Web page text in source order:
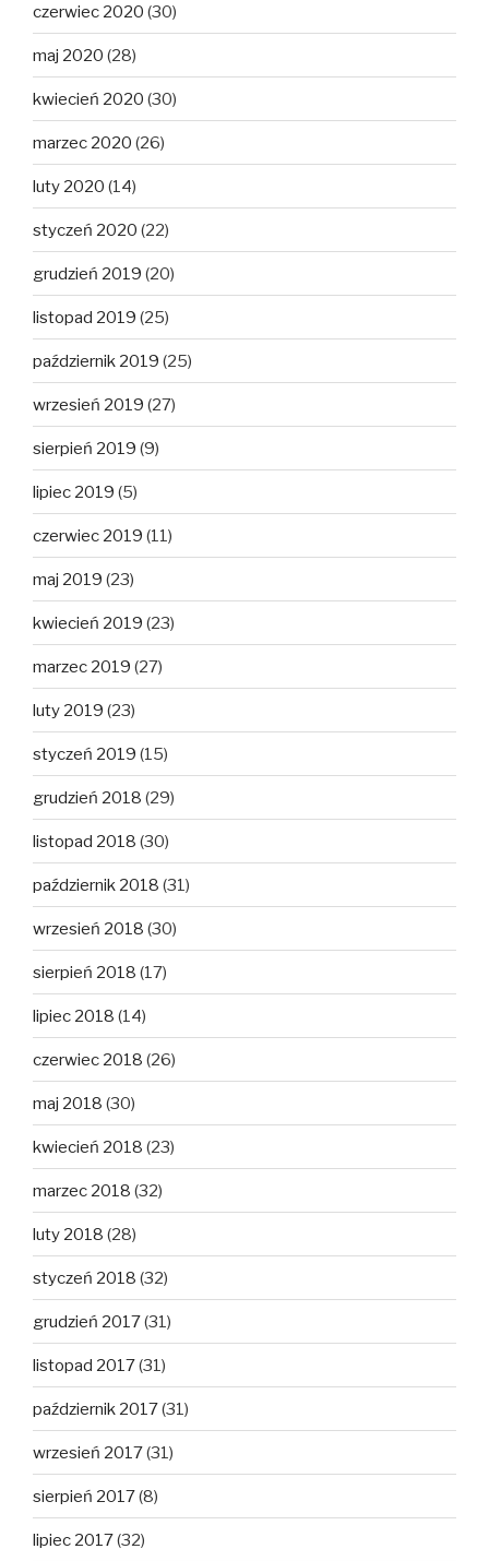
czerwiec 2020 (30)
maj 2020 (28)
kwiecień 2020 (30)
marzec 2020 (26)
luty 2020 (14)
styczeń 2020 (22)
grudzień 2019 (20)
listopad 2019 (25)
październik 2019 (25)
wrzesień 2019 (27)
sierpień 2019 (9)
lipiec 2019 (5)
czerwiec 2019 (11)
maj 2019 (23)
kwiecień 2019 (23)
marzec 2019 (27)
luty 2019 (23)
styczeń 2019 (15)
grudzień 2018 (29)
listopad 2018 (30)
październik 2018 (31)
wrzesień 2018 (30)
sierpień 2018 (17)
lipiec 2018 (14)
czerwiec 2018 (26)
maj 2018 (30)
kwiecień 2018 (23)
marzec 2018 (32)
luty 2018 (28)
styczeń 2018 (32)
grudzień 2017(31)
listopad 2017(31)
październik 2017(31)
wrzesień 2017(31)
sierpień 2017(8)
lipiec 2017(32)